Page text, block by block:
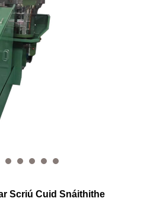
Scriú Cuid Snáithithe